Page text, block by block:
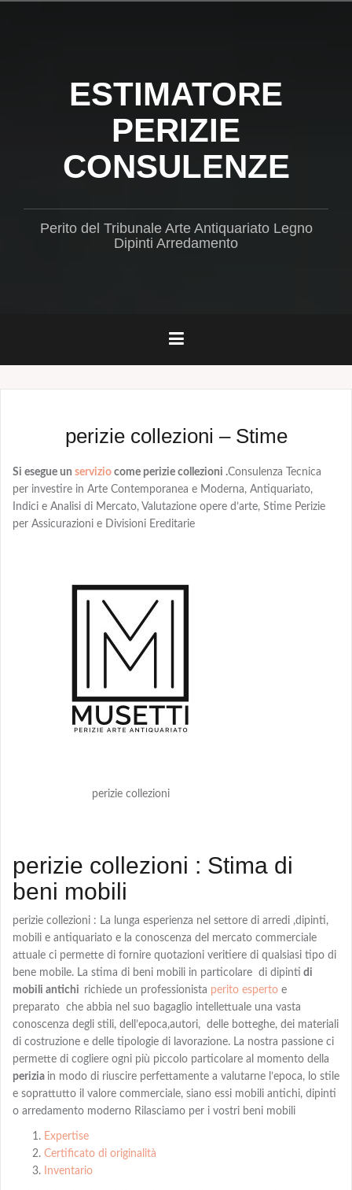
ESTIMATORE
PERIZIE
CONSULENZE
Perito del Tribunale Arte Antiquariato Legno
Dipinti Arredamento
perizie collezioni – Stime
Si esegue un servizio come perizie collezioni .Consulenza Tecnica
per investire in Arte Contemporanea e Moderna, Antiquariato,
Indici e Analisi di Mercato, Valutazione opere d’arte, Stime Perizie
per Assicurazioni e Divisioni Ereditarie
perizie collezioni
perizie collezioni : Stima di
beni mobili
perizie collezioni : La lunga esperienza nel settore di arredi ,dipinti,
mobili e antiquariato e la conoscenza del mercato commerciale
attuale ci permette di fornire quotazioni veritiere di qualsiasi tipo di
bene mobile. La stima di beni mobili in particolare di dipinti di
mobili antichi richiede un professionista perito esperto e
preparato che abbia nel suo bagaglio intellettuale una vasta
conoscenza degli stili, dell’epoca,autori, delle botteghe, dei materiali
di costruzione e delle tipologie di lavorazione. La nostra passione ci
permette di cogliere ogni più piccolo particolare al momento della
perizia in modo di riuscire perfettamente a valutarne l’epoca, lo stile
e soprattutto il valore commerciale, siano essi mobili antichi, dipinti
o arredamento moderno Rilasciamo per i vostri beni mobili
Expertise
Certificato di originalità
Inventario